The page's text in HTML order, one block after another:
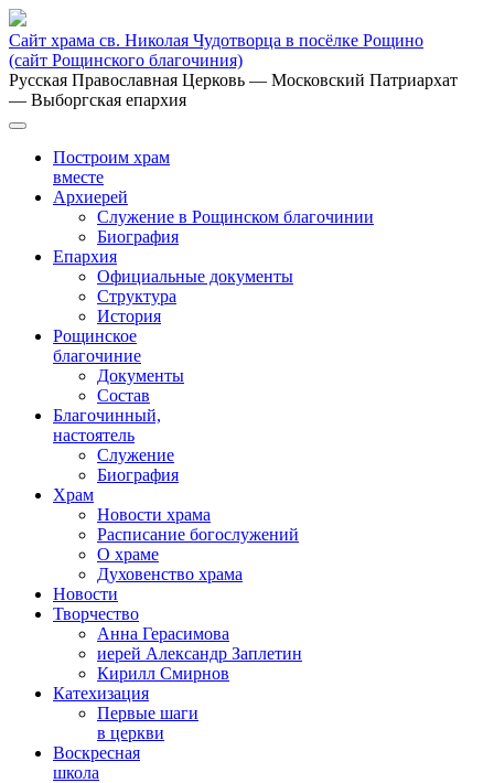
Сайт храма св. Николая Чудотворца в посёлке Рощино
(сайт Рощинского благочиния)
Русская Православная Церковь — Московский Патриархат
— Выборгская епархия
Построим храм
вместе
Архиерей
Служение в Рощинском благочинии
Биография
Епархия
Официальные документы
Структура
История
Рощинское
благочиние
Документы
Состав
Благочинный,
настоятель
Служение
Биография
Храм
Новости храма
Расписание богослужений
О храме
Духовенство храма
Новости
Творчество
Анна Герасимова
иерей Александр Заплетин
Кирилл Смирнов
Катехизация
Первые шаги
в церкви
Воскресная
школа